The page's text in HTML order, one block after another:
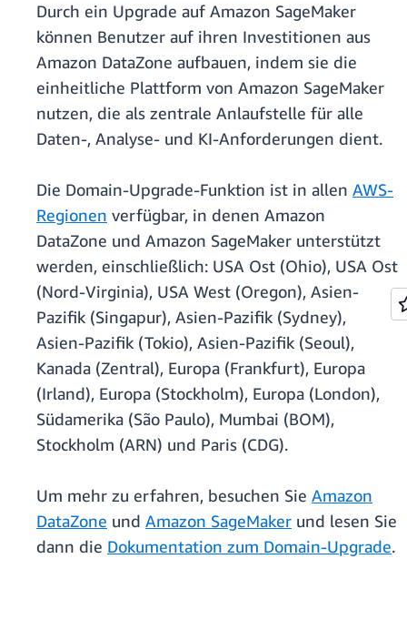
Durch ein Upgrade auf Amazon SageMaker
können Benutzer auf ihren Investitionen aus
Amazon DataZone aufbauen, indem sie die
einheitliche Plattform von Amazon SageMaker
nutzen, die als zentrale Anlaufstelle für alle
Daten-, Analyse- und KI-Anforderungen dient.
Die Domain-Upgrade-Funktion ist in allen AWS-
Regionen verfügbar, in denen Amazon
DataZone und Amazon SageMaker unterstützt
werden, einschließlich: USA Ost (Ohio), USA Ost
(Nord-Virginia), USA West (Oregon), Asien-
Pazifik (Singapur), Asien-Pazifik (Sydney),
Asien-Pazifik (Tokio), Asien-Pazifik (Seoul),
Kanada (Zentral), Europa (Frankfurt), Europa
(Irland), Europa (Stockholm), Europa (London),
Südamerika (São Paulo), Mumbai (BOM),
Stockholm (ARN) und Paris (CDG).
Um mehr zu erfahren, besuchen Sie Amazon
DataZone und Amazon SageMaker und lesen Sie
dann die Dokumentation zum Domain-Upgrade.